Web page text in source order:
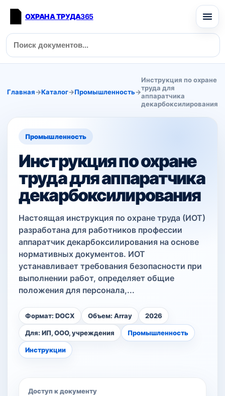
ОХРАНА ТРУДА365
Главная→Каталог→Промышленность→
Инструкция по охране
труда для
аппаратчика
декарбоксилирования
Промышленность
Инструкция по охране
труда для аппаратчика
декарбоксилирования
Настоящая инструкция по охране труда (ИОТ)
разработана для работников профессии
аппаратчик декарбоксилирования на основе
нормативных документов. ИОТ
устанавливает требования безопасности при
выполнении работ, определяет общие
положения для персонала,...
Формат: DOCX Объем: Array 2026
Для: ИП, ООО, учреждения Промышленность
Инструкции
Доступ к документу